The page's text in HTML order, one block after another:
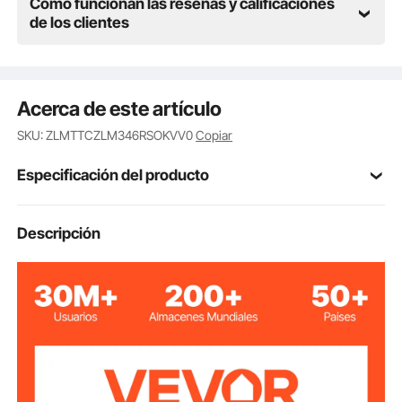
Cómo funcionan las reseñas y calificaciones
de los clientes
Acerca de este artículo
SKU: ZLMTTCZLM346RSOKVV0Copiar
Especificación del producto
Número de
modelo
Material del
casquillo
Cr-Mo
Número de
Descripción